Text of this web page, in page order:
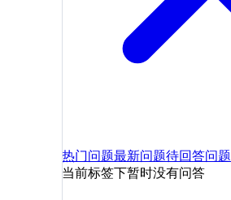
热门问题最新问题待回答问题
当前标签下暂时没有问答